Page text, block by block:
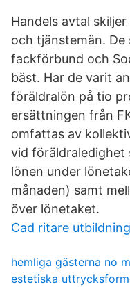
Handels avtal
och tjänstemän. De
fackförbund och
bäst. Har de varit
föräldralön på tio
ersättningen från
omfattas av
vid föräldraledighet
lönen under
månaden) samt
över lönetaket.
Cad ritare
hemliga gästerna no
estetiska